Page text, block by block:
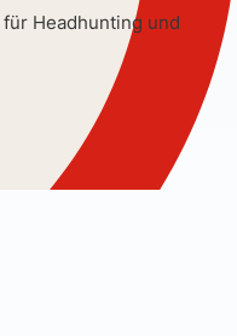
Headhunting und